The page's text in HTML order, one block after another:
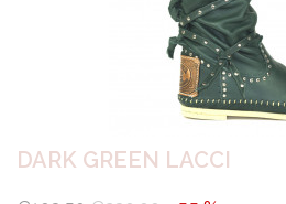
DARK GREEN LACCI